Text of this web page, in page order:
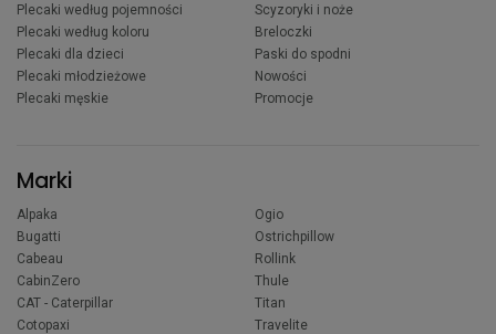
Plecaki według pojemności
Plecaki według koloru
Plecaki dla dzieci
Plecaki młodzieżowe
Plecaki męskie
Scyzoryki i noże
Breloczki
Paski do spodni
Nowości
Promocje
Marki
Alpaka
Bugatti
Cabeau
CabinZero
CAT - Caterpillar
Cotopaxi
Ogio
Ostrichpillow
Rollink
Thule
Titan
Travelite